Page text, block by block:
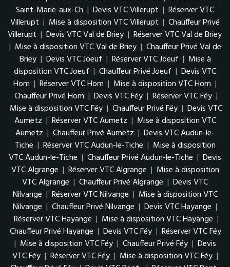
Saint-Marie-aux-Ch | Devis VTC Villerupt | Réserver VTC
Villerupt | Mise à disposition VTC Villerupt | Chauffeur Privé
Villerupt | Devis VTC Val de Briey | Réserver VTC Val de Briey
| Mise à disposition VTC Val de Briey | Chauffeur Privé Val de
Briey | Devis VTC Joeuf | Réserver VTC Joeuf | Mise à
disposition VTC Joeuf | Chauffeur Privé Joeuf | Devis VTC
Hom | Réserver VTC Hom | Mise à disposition VTC Hom |
Chauffeur Privé Hom | Devis VTC Féy | Réserver VTC Féy |
Mise à disposition VTC Féy | Chauffeur Privé Féy | Devis VTC
Aumetz | Réserver VTC Aumetz | Mise à disposition VTC
Aumetz | Chauffeur Privé Aumetz | Devis VTC Audun-le-
Tiche | Réserver VTC Audun-le-Tiche | Mise à disposition
VTC Audun-le-Tiche | Chauffeur Privé Audun-le-Tiche | Devis
VTC Algrange | Réserver VTC Algrange | Mise à disposition
VTC Algrange | Chauffeur Privé Algrange | Devis VTC
Nilvange | Réserver VTC Nilvange | Mise à disposition VTC
Nilvange | Chauffeur Privé Nilvange | Devis VTC Hayange |
Réserver VTC Hayange | Mise à disposition VTC Hayange |
Chauffeur Privé Hayange | Devis VTC Féy | Réserver VTC Féy
| Mise à disposition VTC Féy | Chauffeur Privé Féy | Devis
VTC Féy | Réserver VTC Féy | Mise à disposition VTC Féy |